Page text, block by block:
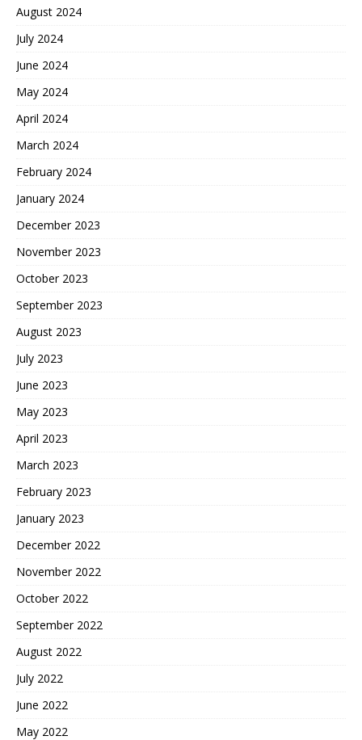
August 2024
July 2024
June 2024
May 2024
April 2024
March 2024
February 2024
January 2024
December 2023
November 2023
October 2023
September 2023
August 2023
July 2023
June 2023
May 2023
April 2023
March 2023
February 2023
January 2023
December 2022
November 2022
October 2022
September 2022
August 2022
July 2022
June 2022
May 2022